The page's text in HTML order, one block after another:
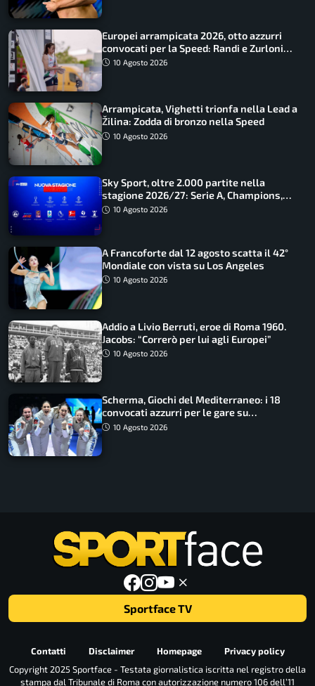
Europei arrampicata 2026, otto azzurri
convocati per la Speed: Randi e Zurloni
guidano l’Italia
10 Agosto 2026
Arrampicata, Vighetti trionfa nella Lead a
Žilina: Zodda di bronzo nella Speed
10 Agosto 2026
Sky Sport, oltre 2.000 partite nella
stagione 2026/27: Serie A, Champions,
Premier e tutte le novità
10 Agosto 2026
A Francoforte dal 12 agosto scatta il 42°
Mondiale con vista su Los Angeles
10 Agosto 2026
Addio a Livio Berruti, eroe di Roma 1960.
Jacobs: “Correrò per lui agli Europei”
10 Agosto 2026
Scherma, Giochi del Mediterraneo: i 18
convocati azzurri per le gare su
SportFaceTV
10 Agosto 2026
Sportface TV
Contatti Disclaimer Homepage
Privacy policy
Copyright 2025 Sportface - Testata giornalistica iscritta nel registro della
stampa dal Tribunale di Roma con autorizzazione numero 106 dell’11